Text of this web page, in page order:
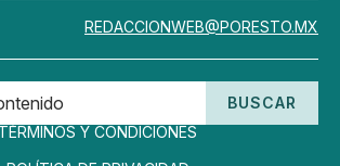
REDACCIONWEB@PORESTO.MX
BUSCAR
TÉRMINOS Y CONDICIONES